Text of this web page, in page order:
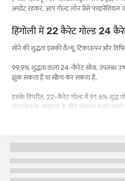
अपडेट रहकर, आप गोल्ड लोन जैसे फाइनेंशियल
हिंगोली में 22 कैरेट गोल्ड 24
सोने की शुद्धता इसकी वैल्यू, टिकाऊपन और
99.9% शुद्धता वाला 24-कैरेट सोना, उपलब्ध
झुक सकता है या स्क्रैच कर सकता है.
इसके विपरीत, 22-कैरेट गोल्ड में 91.6% शुद्ध
संरचनात्मक अखंडता के बीच संतुलन बनाए रखते
हिंगोली में सोना खरीदते समय, सूचित निर्णय
हिंगोली में 22 कैरेट बनाम 24
हिंगोली में सोना विभिन्न शुद्धता स्तरों पर